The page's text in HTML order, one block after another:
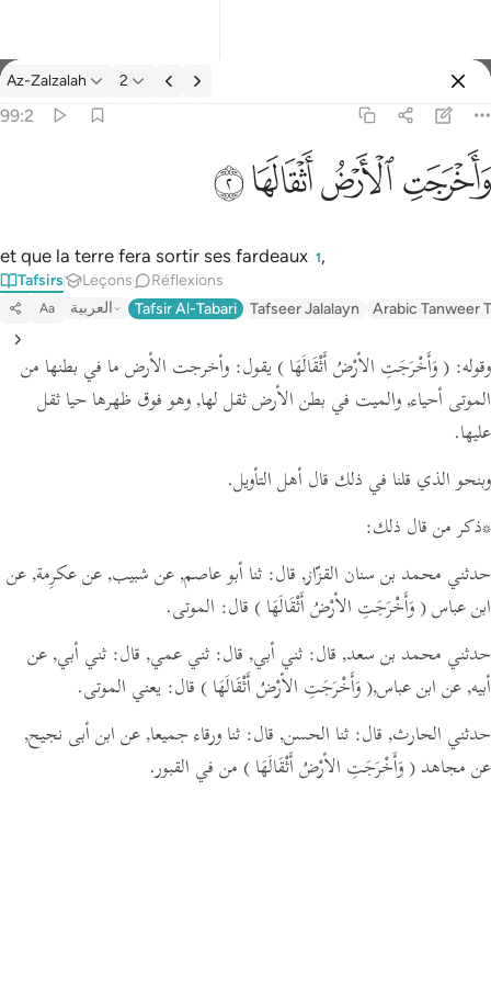
Tafsir: Az-Zalzalah 99:2
Az-Zalzalah 2
99:2
ﱺﱻﱼﱽ
et que la terre fera sortir ses fardeaux 1,
Tafsirs Leçons Réflexions
Aa العربية Tafsir Al-Tabari Tafseer Jalalayn Arabic Tanweer
وقوله: ( وَأَخْرَجَتِ الأرْضُ أَثْقَالَهَا ) يقول: وأخرجت الأرض ما في بطنها من
الموتى أحياء, والميت في بطن الأرض ثقل لها, وهو فوق ظهرها حيا ثقل
عليها.
وبنحو الذي قلنا في ذلك قال أهل التأويل.
*ذكر من قال ذلك:
حدثني محمد بن سنان القزّاز, قال: ثنا أبو عاصم, عن شبيب, عن عكرِمة, عن
ابن عباس( وَأَخْرَجَتِ الأرْضُ أَثْقَالَهَا ) قال: الموتى.
حدثني محمد بن سعد, قال: ثني أبي, قال: ثني عمي, قال: ثني أبي, عن
أبيه, عن ابن عباس,( وَأَخْرَجَتِ الأرْضُ أَثْقَالَهَا ) قال: يعني الموتى.
حدثني الحارث, قال: ثنا الحسن, قال: ثنا ورقاء جميعا, عن ابن أبى نجيح,
عن مجاهد ( وَأَخْرَجَتِ الأرْضُ أَثْقَالَهَا ) من في القبور.